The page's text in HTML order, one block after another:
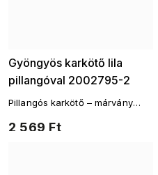
Gyöngyös karkötő lila
pillangóval 2002795-2
2 569 Ft
Pillangós karkötő – márvány